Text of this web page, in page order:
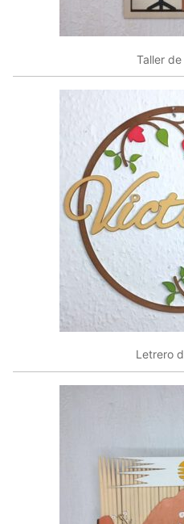
Taller
Letrero